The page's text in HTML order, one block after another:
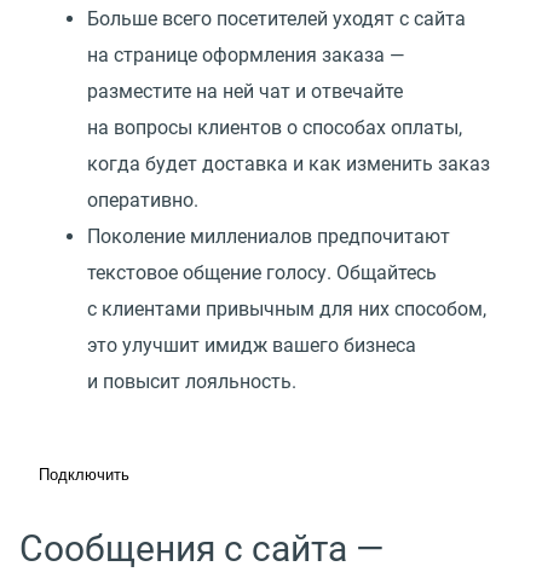
Больше всего посетителей уходят с сайта
на странице оформления заказа —
разместите на ней чат и отвечайте
на вопросы клиентов о способах оплаты,
когда будет доставка и как изменить заказ
оперативно.
Поколение миллениалов предпочитают
текстовое общение голосу. Общайтесь
с клиентами привычным для них способом,
это улучшит имидж вашего бизнеса
и повысит лояльность.
Подключить
Сообщения с сайта —